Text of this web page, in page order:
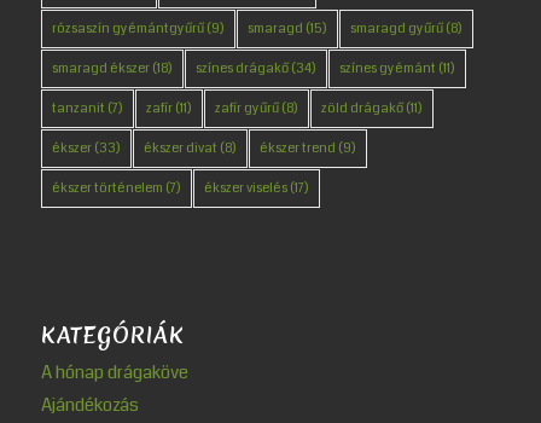
rózsaszín gyémántgyűrű(9) smaragd (15) smaragd gyűrű(8)
smaragd ékszer(18) színes drágakő(34) színes gyémánt (11)
tanzanit (7) zafír(11) zafír gyűrű(8) zöld drágakő(11)
ékszer(33) ékszer divat (8) ékszer trend (9)
ékszer történelem (7) ékszer viselés(17)
KATEGÓRIÁK
A hónap drágaköve
Ajándékozás